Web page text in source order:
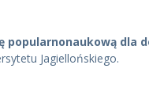
popularnonaukową dla
Jagiellońskiego.